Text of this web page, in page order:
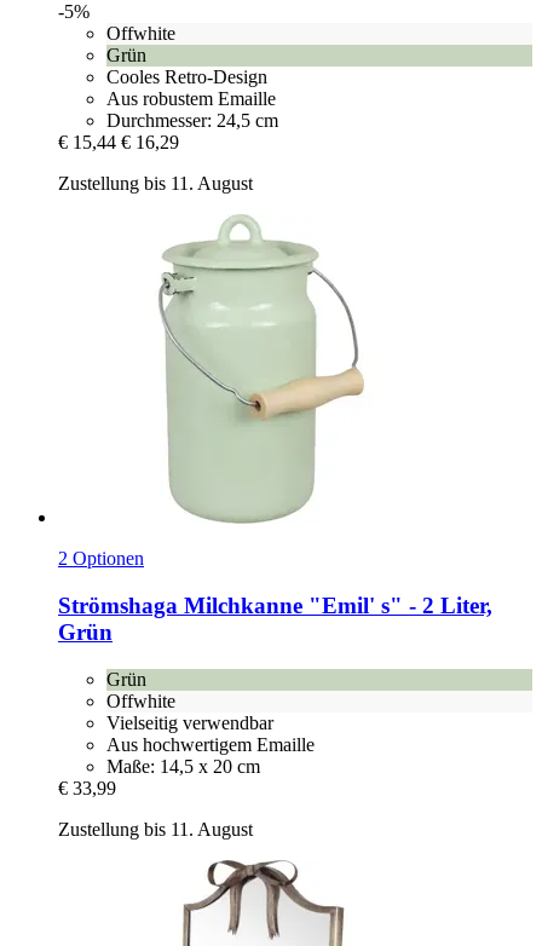
-5%
Offwhite
Grün
Cooles Retro-Design
Aus robustem Emaille
Durchmesser: 24,5 cm
€ 15,44 € 16,29
Zustellung bis 11. August
2 Optionen
Strömshaga Milchkanne "Emil' s" -​ 2 Liter,
Grün
Grün
Offwhite
Vielseitig verwendbar
Aus hochwertigem Emaille
Maße: 14,5 x 20 cm
€ 33,99
Zustellung bis 11. August